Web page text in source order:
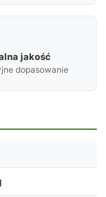
jakość
dopasowanie